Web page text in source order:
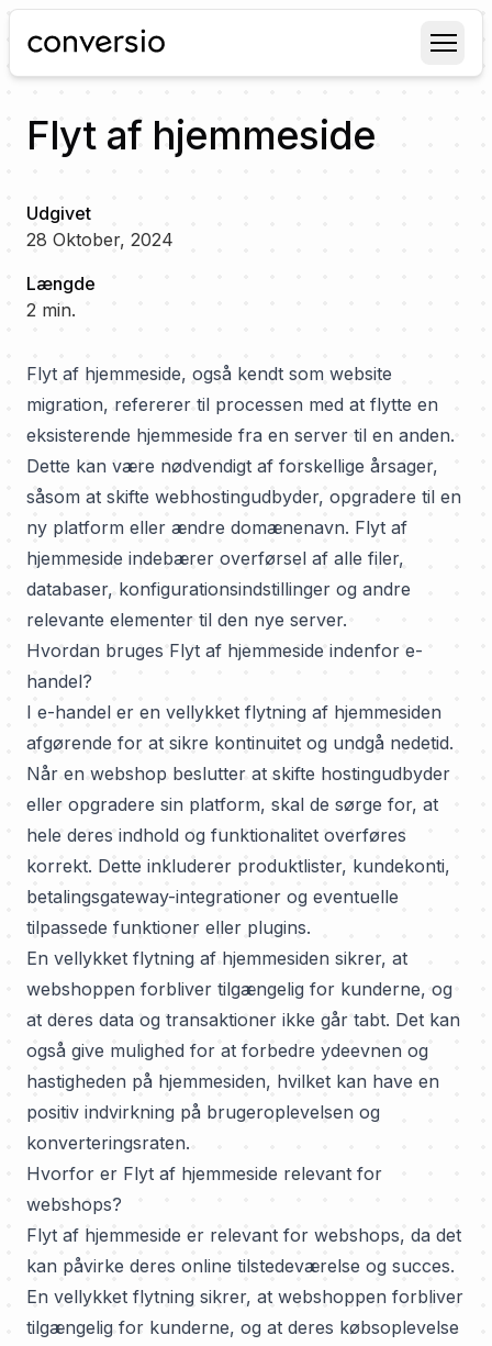
Conversio
Flyt af hjemmeside
Udgivet
28 Oktober, 2024
Længde
2 min.
Flyt af hjemmeside, også kendt som website
migration, refererer til processen med at flytte en
eksisterende hjemmeside fra en server til en anden.
Dette kan være nødvendigt af forskellige årsager,
såsom at skifte webhostingudbyder, opgradere til en
ny platform eller ændre domænenavn. Flyt af
hjemmeside indebærer overførsel af alle filer,
databaser, konfigurationsindstillinger og andre
relevante elementer til den nye server.
Hvordan bruges Flyt af hjemmeside indenfor e-
handel?
I e-handel er en vellykket flytning af hjemmesiden
afgørende for at sikre kontinuitet og undgå nedetid.
Når en webshop beslutter at skifte hostingudbyder
eller opgradere sin platform, skal de sørge for, at
hele deres indhold og funktionalitet overføres
korrekt. Dette inkluderer produktlister, kundekonti,
betalingsgateway-integrationer og eventuelle
tilpassede funktioner eller plugins.
En vellykket flytning af hjemmesiden sikrer, at
webshoppen forbliver tilgængelig for kunderne, og
at deres data og transaktioner ikke går tabt. Det kan
også give mulighed for at forbedre ydeevnen og
hastigheden på hjemmesiden, hvilket kan have en
positiv indvirkning på brugeroplevelsen og
konverteringsraten.
Hvorfor er Flyt af hjemmeside relevant for
webshops?
Flyt af hjemmeside er relevant for webshops, da det
kan påvirke deres online tilstedeværelse og succes.
En vellykket flytning sikrer, at webshoppen forbliver
tilgængelig for kunderne, og at deres købsoplevelse